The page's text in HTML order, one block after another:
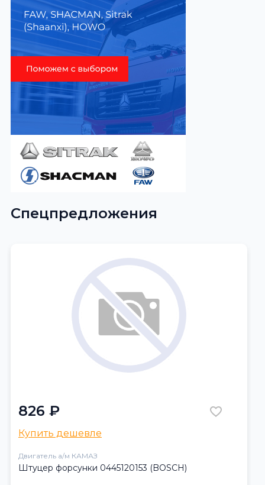
Спецпредложения
826 ₽
Купить дешевле
Двигатель а/м КАМАЗ
Штуцер форсунки 0445120153 (BOSCH)